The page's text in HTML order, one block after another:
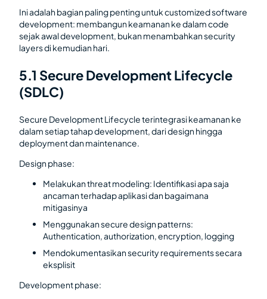
Ini adalah bagian paling penting untuk customized software
development: membangun keamanan ke dalam code
sejak awal development, bukan menambahkan security
layers di kemudian hari.
5.1 Secure Development Lifecycle
(SDLC)
Secure Development Lifecycle terintegrasi keamanan ke
dalam setiap tahap development, dari design hingga
deployment dan maintenance.
Design phase:
Melakukan threat modeling: Identifikasi apa saja
ancaman terhadap aplikasi dan bagaimana
mitigasinya
Menggunakan secure design patterns:
Authentication, authorization, encryption, logging
Mendokumentasikan security requirements secara
eksplisit
Development phase: